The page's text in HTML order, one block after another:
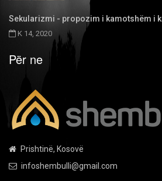
Sekularizmi - propozim i kamotshëm i
K 14, 2020
Për ne
Prishtinë, Kosovë
infoshembulli@gmail.com